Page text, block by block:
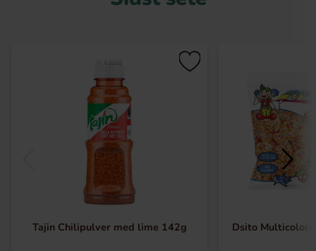
Tajin Chilipulver med lime 142g Dsito